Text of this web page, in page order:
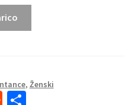
, Ženski